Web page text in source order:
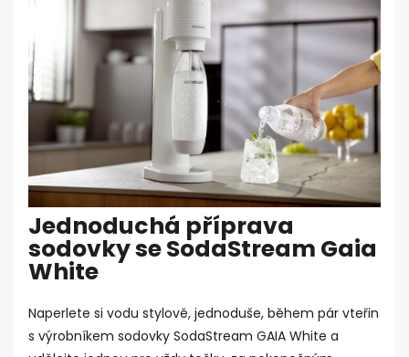
Jednoduchá příprava
sodovky se SodaStream Gaia
White
Naperlete si vodu stylově, jednoduše, během pár vteřin
s výrobníkem sodovky SodaStream GAIA White a